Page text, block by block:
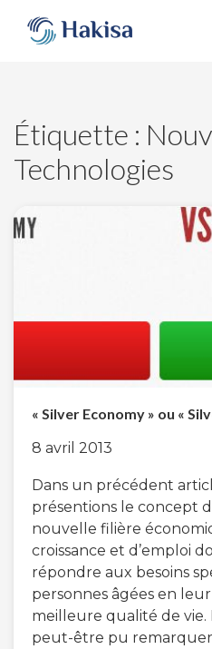
contenu
Étiquette :
Technologies
« Silver Economy » ou «
8 avril 2013
Dans un précédent
présentions le concept
nouvelle filière
croissance et d’emploi
répondre aux besoins
personnes âgées en
meilleure qualité de vie.
peut-être pu remarquer